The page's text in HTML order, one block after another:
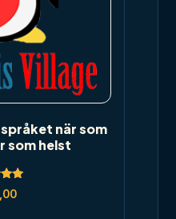
när som
som helst